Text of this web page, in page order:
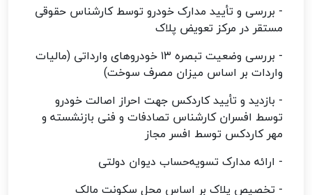
- بررسی و تأیید مدارک خودرو توسط کارشناس حقوقی
مستقر در مرکز تعویض پلاک
- بررسی وضعیت تبصره ۱۳ خودروهای وارداتی (مالیات
واردات بر اساس میزان مصرف سوخت)
- بازدید و تأیید کاردکس جهت احراز اصالت خودرو
توسط افسران کارشناس تصادفات و فنی بازنشسته و
مهر کاردکس توسط افسر مجاز
- ارائه مدارک تسویه‌حساب دیوان دولتی
- تخصیص پلاک بر اساس محل سکونت مالک